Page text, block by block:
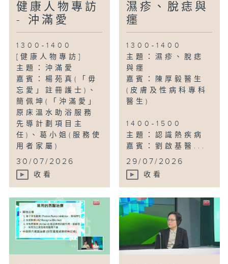
健康人物專訪
- 沖滿愛
1300-1400
[健康人物專訪]
主題：沖滿愛
嘉賓：楊苑真(「毋
忘愛」註冊護士)、
簡佩坤(「沖滿愛」
原床溫水助浴服務
先導計劃項目主
任)、葛小姐(服務使
用者家屬)
...
30/07/2026
收看
濕疹、脫痣與
癦
1300-1400
主題：濕疹、脫痣
與癦
嘉賓：陳厚毅醫生
(皮膚及性病科專科
醫生)
1400-1500
主題：認識熱疾病
嘉賓：劉啟基醫...
29/07/2026
收看